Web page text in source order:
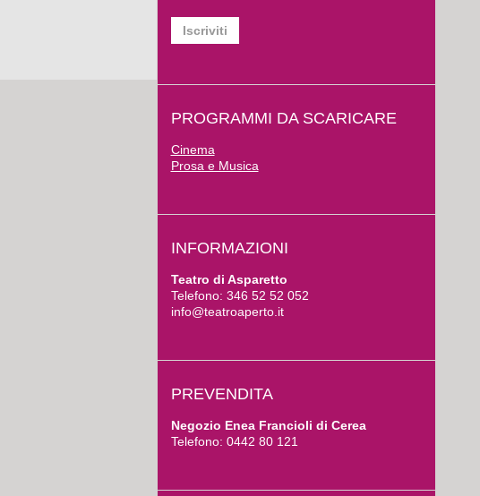
PROGRAMMI DA SCARICARE
Cinema
Prosa e Musica
INFORMAZIONI
Teatro di Asparetto
Telefono: 346 52 52 052
info@teatroaperto.it
PREVENDITA
Negozio Enea Francioli di Cerea
Telefono: 0442 80 121